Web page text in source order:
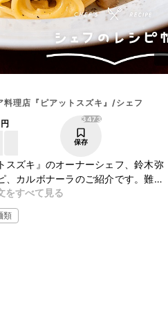
料理店『ピアットスズキ』/シェフ
円 3473
保存
スズキ』のオーナーシェフ、鈴木弥
カルボナーラのご紹介です。難し
ご家庭でもおいしく作る方法を教え
てくださいね。
をすべて見る
類